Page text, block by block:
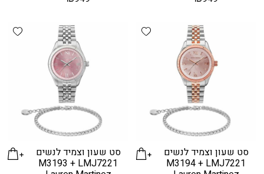
Add wishlist
סט שעון וצמיד לנשים
M3194 + LMJ7221
סט שעון וצמיד לנשים
M3193 + LMJ7221